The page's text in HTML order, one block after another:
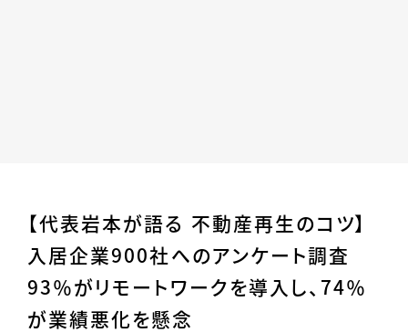
【代表岩本が語る 不動産再生のコツ】
入居企業900社へのアンケート調査
93％がリモートワークを導入し、74％
が業績悪化を懸念
Business
For Owner
Works
Company
Career/Recruit
Movies